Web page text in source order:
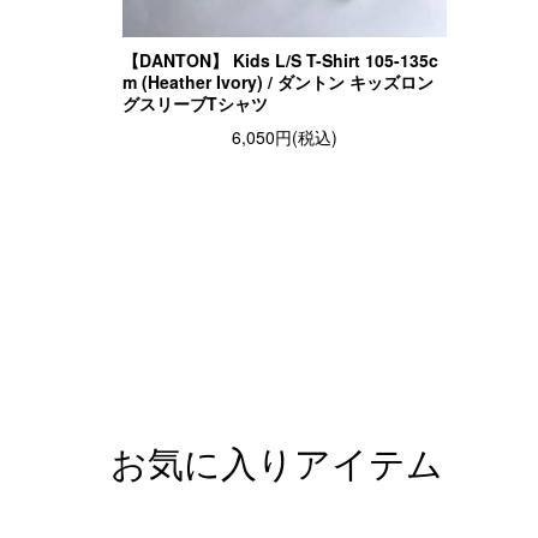
【DANTON】 Kids L/S T-Shirt 105-135c
m (Heather Ivory) / ダントン キッズロン
グスリーブTシャツ
6,050円(税込)
お気に入りアイテム